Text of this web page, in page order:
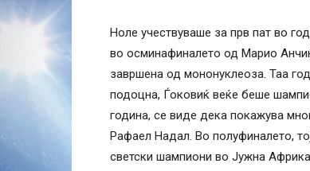
Ноле учествуваше за прв пат во
во осминафиналето од Марио
завршена од мононуклеоза. Таа
подоцна, Ѓоковиќ веќе беше
година, се виде дека покажува
Рафаел Надал. Во полуфиналето,
светски шампиони во Јужна